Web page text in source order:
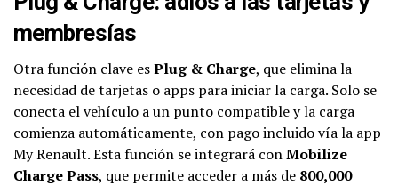
membresías
Otra función clave esPlug & Charge, que elimina la
necesidad de tarjetas o apps para iniciar la carga. Solo se
conecta el vehículo a un punto compatible y la carga
comienza automáticamente, con pago incluido vía la app
My Renault. Esta función se integrará conMobilize
Charge Pass, que permite acceder a más de 800,000